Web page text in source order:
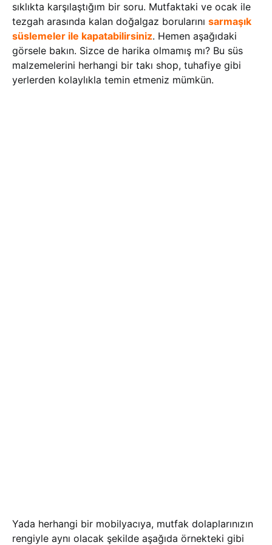
sıklıkta karşılaştığım bir soru. Mutfaktaki ve ocak ile
tezgah arasında kalan doğalgaz borularını sarmaşık
süslemeler ile kapatabilirsiniz. Hemen aşağıdaki
görsele bakın. Sizce de harika olmamış mı? Bu süs
malzemelerini herhangi bir takı shop, tuhafiye gibi
yerlerden kolaylıkla temin etmeniz mümkün.
Yada herhangi bir mobilyacıya, mutfak dolaplarınızın
rengiyle aynı olacak şekilde aşağıda örnekteki gibi